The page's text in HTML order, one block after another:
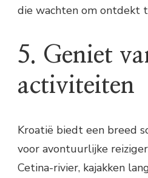
die wachten om ontdekt
5. Geniet
activiteiten
Kroatië biedt een breed
voor avontuurlijke
Cetina-rivier, kajakken